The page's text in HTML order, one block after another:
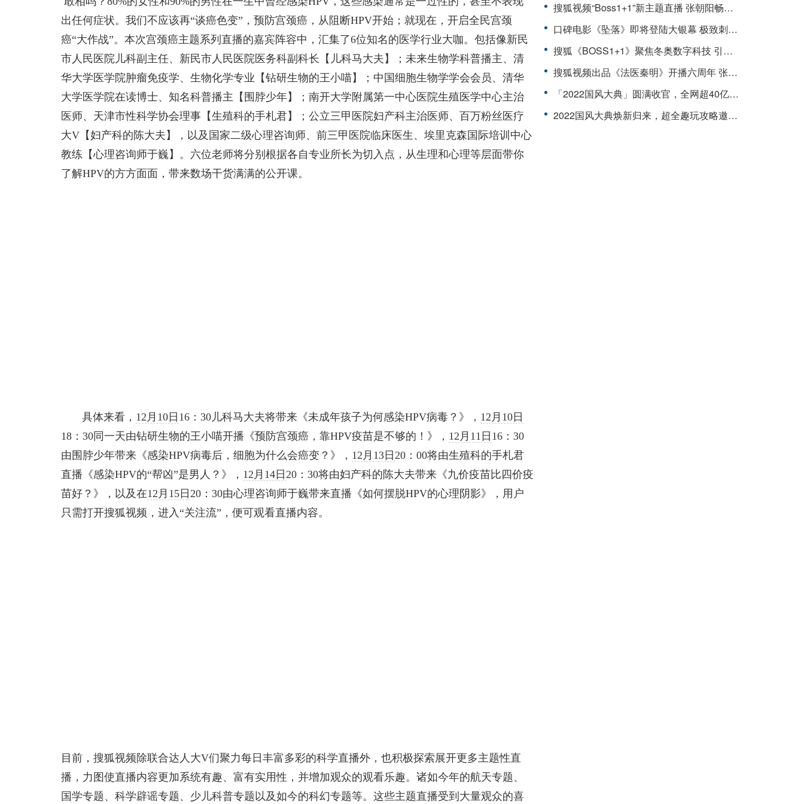
出任何症状。我们不应该再“谈癌色变”，预防宫颈癌，从阻断HPV开始；就现在，开启全民宫颈
癌“大作战”。本次宫颈癌主题系列直播的嘉宾阵容中，汇集了6位知名的医学行业大咖。包括像新民
市人民医院儿科副主任、新民市人民医院医务科副科长【儿科马大夫】；未来生物学科普播主、清
华大学医学院肿瘤免疫学、生物化学专业【钻研生物的王小喵】；中国细胞生物学学会会员、清华
大学医学院在读博士、知名科普播主【围脖少年】；南开大学附属第一中心医院生殖医学中心主治
医师、天津市性科学协会理事【生殖科的手札君】；公立三甲医院妇产科主治医师、百万粉丝医疗
大V【妇产科的陈大夫】，以及国家二级心理咨询师、前三甲医院临床医生、埃里克森国际培训中心
教练【心理咨询师于巍】。六位老师将分别根据各自专业所长为切入点，从生理和心理等层面带你
了解HPV的方方面面，带来数场干货满满的公开课。
具体来看， 12月10日 16：30儿科马大夫将带来《未成年孩子为何感染HPV病毒？》， 12月10日
18：30同一天由钻研生物的王小喵开播《预防宫颈癌，靠HPV疫苗是不够的！》， 12月11日 16：30
由围脖少年带来《感染HPV病毒后，细胞为什么会癌变？》， 12月13日 20：00将由生殖科的手札君
直播《感染HPV的“帮凶”是男人？》， 12月14日 20：30将由妇产科的陈大夫带来《九价疫苗比四价疫
苗好？》，以及在12月15日 20：30由心理咨询师于巍带来直播《如何摆脱HPV的心理阴影》，用户
只需打开搜狐视频，进入“关注流”，便可观看直播内容。
目前，搜狐视频除联合达人大V们聚力每日丰富多彩的科学直播外，也积极探索展开更多主题性直
播，力图使直播内容更加系统有趣、富有实用性，并增加观众的观看乐趣。诸如今年的航天专题、
国学专题、科学辟谣专题、少儿科普专题以及如今的科幻专题等。这些主题直播受到大量观众的喜
搜狐视频“Boss1+1”新主题直播 张朝阳畅聊探险精神与长期主义
口碑电影《坠落》即将登陆大银幕 极致刺激心脏狂跳
搜狐《BOSS1+1》聚焦冬奥数字科技 引领智能睡眠时代
搜狐视频出品《法医秦明》开播六周年 张若昀晒小龙虾纪念神作名场面
「2022国风大典」圆满收官，全网超40亿传播助推国风热潮
2022国风大典焕新归来，超全趣玩攻略邀您共赴东方绮梦！